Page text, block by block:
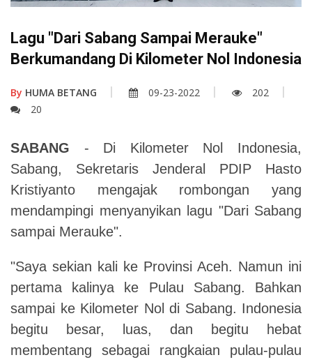
Lagu "Dari Sabang Sampai Merauke"
Berkumandang Di Kilometer Nol Indonesia
By HUMA BETANG 09-23-2022
202
20
SABANG - Di Kilometer Nol Indonesia,
Sabang, Sekretaris Jenderal PDIP Hasto
Kristiyanto mengajak rombongan yang
mendampingi menyanyikan lagu "Dari Sabang
sampai Merauke".
"Saya sekian kali ke Provinsi Aceh. Namun ini
pertama kalinya ke Pulau Sabang. Bahkan
sampai ke Kilometer Nol di Sabang. Indonesia
begitu besar, luas, dan begitu hebat
membentang sebagai rangkaian pulau-pulau